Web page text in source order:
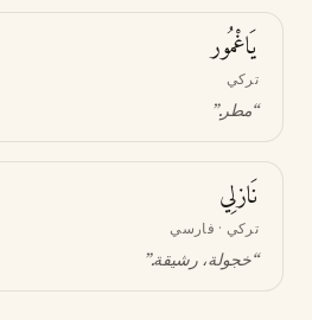
يَاغْمُور
تركي
“مطر.”
نَازلِي
تركي · فارسي
“خجولة، رشيقة.”